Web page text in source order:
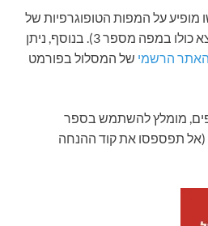
מופיע על המפות הטופוגרפיות של
החברה להגנת הטבע (נמצא כולו במפה מספר 3). בנוסף, ניתן
הרשמי של המסלול בפורמט
מומלץ להשתמש בספר
(אל תפספסו את קוד ההנחה